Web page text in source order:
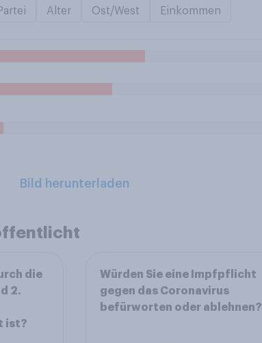
Alter Ost/West Einkommen
Bild herunterladen
die
2.
ist?
Würden Sie eine Impfpflicht
gegen das Coronavirus
befürworten oder ablehnen?